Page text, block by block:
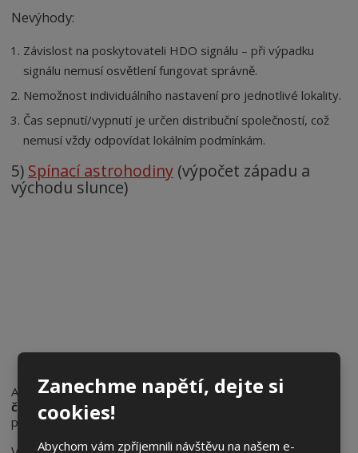
Zanechme napětí, dejte si
cookies!
Abychom vám zpříjemnili návštěvu na našem e-
Nevýhody:
Závislost na poskytovateli HDO signálu – při výpadku
signálu nemusí osvětlení fungovat správně.
Nemožnost individuálního nastavení pro jednotlivé lokality.
Čas sepnutí/vypnutí je určen distribuční společností, což
nemusí vždy odpovídat lokálním podmínkám.
5) Spínací astrohodiny (výpočet západu a
východu slunce)
Astrohodiny spínají veřejné osvětlení podlevypočítaných
časů východu a západu slunce
polohy.